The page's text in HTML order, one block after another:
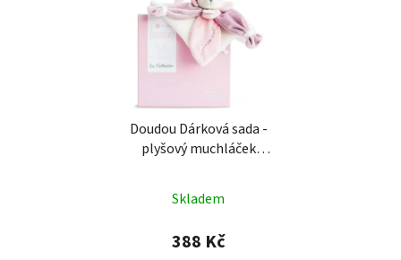
Doudou Dárková sada -
plyšový muchláček
Skladem
388 Kč